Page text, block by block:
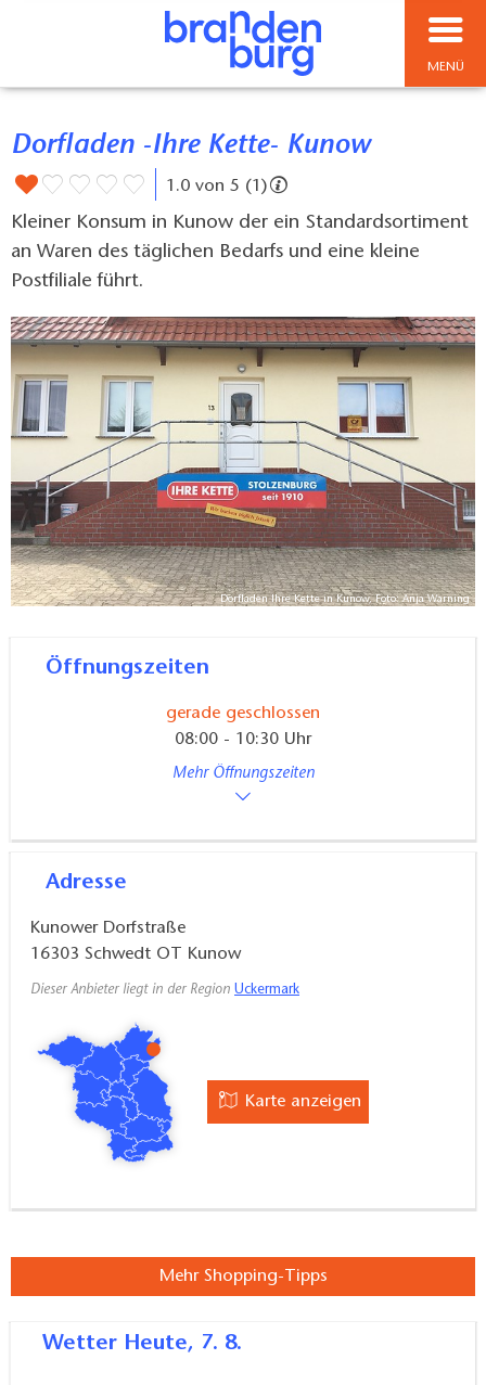
MENÜ
Dorfladen -Ihre Kette- Kunow
1.0 von 5 (1)
Kleiner Konsum in Kunow der ein Standardsortiment
an Waren des täglichen Bedarfs und eine kleine
Postfiliale führt.
Dorfladen Ihre Kette in Kunow, Foto: Anja Warning
Öffnungszeiten
gerade geschlossen
08:00 - 10:30 Uhr
Mehr Öffnungszeiten
Adresse
Kunower Dorfstraße
16303 Schwedt OT Kunow
Dieser Anbieter liegt in der Region Uckermark
Karte anzeigen
Mehr Shopping-Tipps
Wetter Heute, 7. 8.